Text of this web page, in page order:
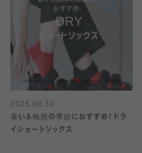
2025.08.30
暑い＆梅雨の季節におすすめ！ドラ
イショートソックス